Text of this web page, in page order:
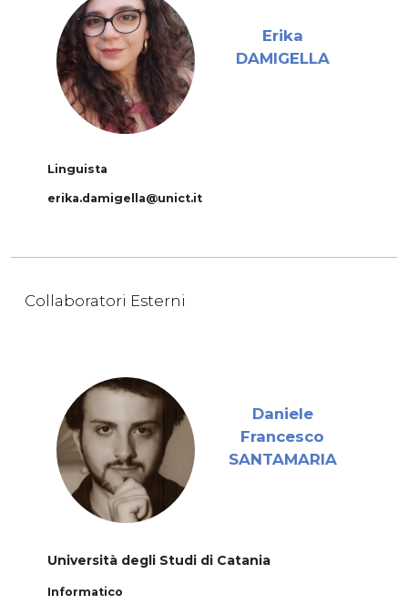
Erika
DAMIGELLA
Linguista
erika.damigella@unict.it
Collaboratori Esterni
Daniele
Francesco
SANTAMARIA
Università degli Studi di Catania
Informatico